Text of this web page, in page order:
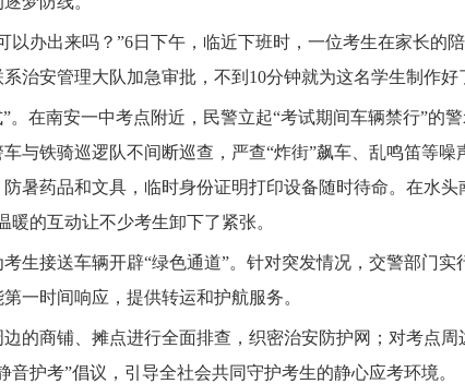
办出来吗？”6日下午，临近下班时，一位考生在家长的
治安管理大队加急审批，不到10分钟就为这名学生制作好
在南安一中考点附近，民警立起“考试期间车辆禁行”的
与铁骑巡逻队不间断巡查，严查“炸街”飙车、乱鸣笛等
暑药品和文具，临时身份证明打印设备随时待命。在水
的互动让不少考生卸下了紧张。
接送车辆开辟“绿色通道”。针对突发情况，交警部门实
一时间响应，提供转运和护航服务。
商铺、摊点进行全面排查，织密治安防护网；对考点周
护考”倡议，引导全社会共同守护考生的静心应考环境。